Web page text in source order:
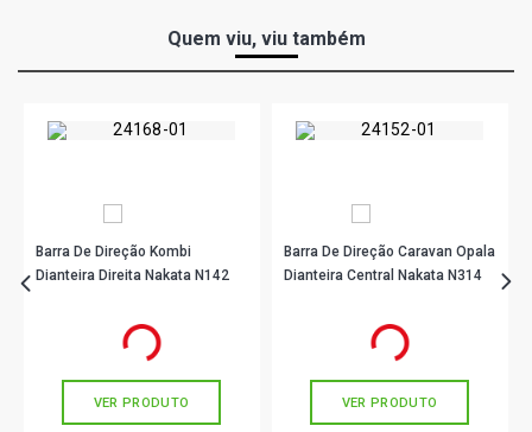
Quem viu, viu também
Barra De Direção Kombi
Dianteira Direita Nakata N142
em até 5x de
VER PRODUTO
Barra De Direção Caravan Opala
Dianteira Central Nakata N314
em até 8x de
VER PRODUTO